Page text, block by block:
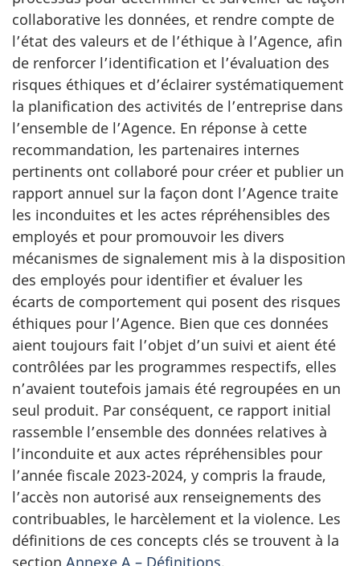
collaborative les données, et rendre compte de
l’état des valeurs et de l’éthique à l’Agence, afin
de renforcer l’identification et l’évaluation des
risques éthiques et d’éclairer systématiquement
la planification des activités de l’entreprise dans
l’ensemble de l’Agence. En réponse à cette
recommandation, les partenaires internes
pertinents ont collaboré pour créer et publier un
rapport annuel sur la façon dont l’Agence traite
les inconduites et les actes répréhensibles des
employés et pour promouvoir les divers
mécanismes de signalement mis à la disposition
des employés pour identifier et évaluer les
écarts de comportement qui posent des risques
éthiques pour l’Agence. Bien que ces données
aient toujours fait l’objet d’un suivi et aient été
contrôlées par les programmes respectifs, elles
n’avaient toutefois jamais été regroupées en un
seul produit. Par conséquent, ce rapport initial
rassemble l’ensemble des données relatives à
l’inconduite et aux actes répréhensibles pour
l’année fiscale 2023-2024, y compris la fraude,
l’accès non autorisé aux renseignements des
contribuables, le harcèlement et la violence. Les
définitions de ces concepts clés se trouvent à la
section Annexe A – Définitions.